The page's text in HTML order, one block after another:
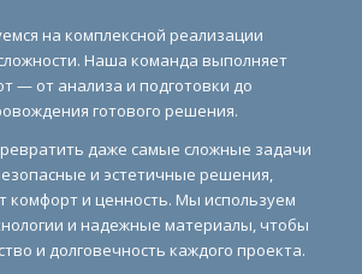
на комплексной реализации
Наша команда выполняет
— от анализа и подготовки до
готового решения.
даже самые сложные задачи
и эстетичные решения,
комфорт и ценность. Мы используем
и надежные материалы, чтобы
и долговечность каждого проекта.